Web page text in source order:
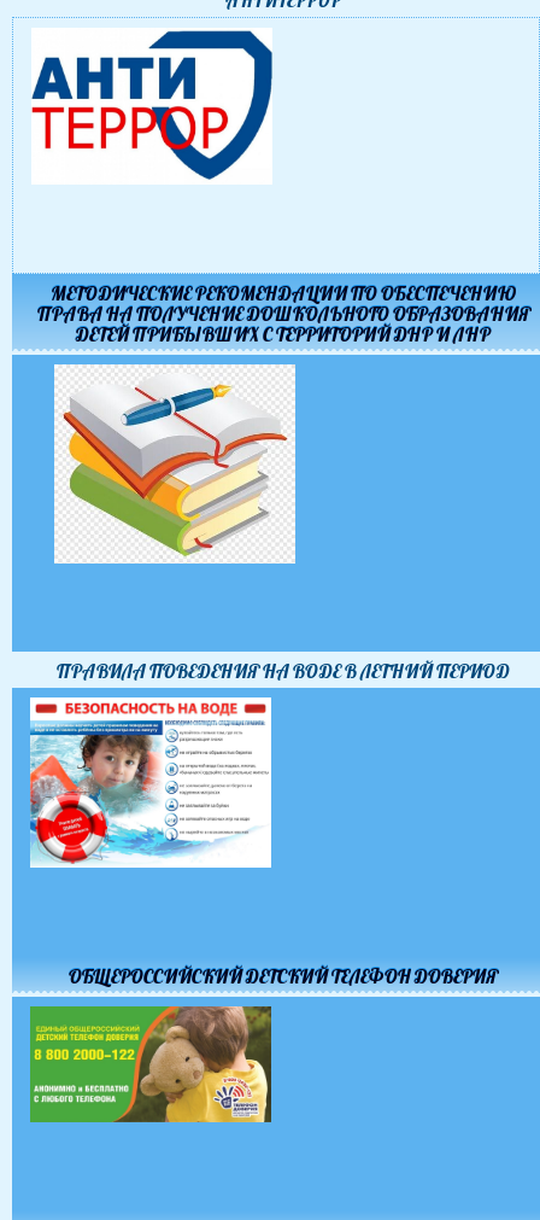
МЕТОДИЧЕСКИЕ РЕКОМЕНДАЦИИ ПО ОБЕСПЕЧЕНИЮ
ПРАВА НА ПОЛУЧЕНИЕ ДОШКОЛЬНОГО ОБРАЗОВАНИЯ
ДЕТЕЙ ПРИБЫВШИХ С ТЕРРИТОРИЙ ДНР И ЛНР
ПРАВИЛА ПОВЕДЕНИЯ НА ВОДЕ В ЛЕТНИЙ ПЕРИОД
ОБЩЕРОССИЙСКИЙ ДЕТСКИЙ ТЕЛЕФОН ДОВЕРИЯ